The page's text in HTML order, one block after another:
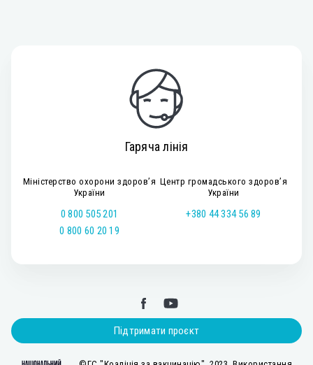
Гаряча лінія
Міністерство охорони здоров’я
України
0 800 505 201
0 800 60 20 19
Центр громадського здоров’я
України
+380 44 334 56 89
Підтримати проєкт